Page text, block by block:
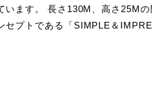
います。 長さ130M、高さ25M
セプトである「SIMPLE＆